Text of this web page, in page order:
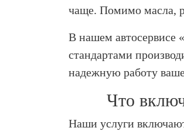
чаще. Помимо масла,
В нашем автосервисе
стандартами
надежную работу
Что
Наши услуги